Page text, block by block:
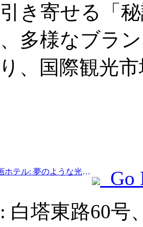
き寄せる「
多様なブラ
、国際観光
Prev:大ヒット映画ホテル: 夢のような光と影の静かな旅
Go
白塔東路60号